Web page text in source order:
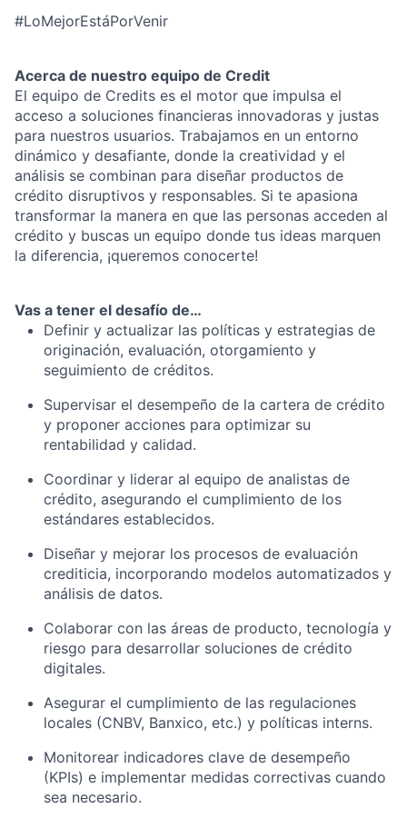
#LoMejorEstáPorVenir
Acerca de nuestro equipo de Credit
El equipo de Credits es el motor que impulsa el
acceso a soluciones financieras innovadoras y justas
para nuestros usuarios. Trabajamos en un entorno
dinámico y desafiante, donde la creatividad y el
análisis se combinan para diseñar productos de
crédito disruptivos y responsables. Si te apasiona
transformar la manera en que las personas acceden al
crédito y buscas un equipo donde tus ideas marquen
la diferencia, ¡queremos conocerte!
Vas a tener el desafío de…
Definir y actualizar las políticas y estrategias de
originación, evaluación, otorgamiento y
seguimiento de créditos.
Supervisar el desempeño de la cartera de crédito
y proponer acciones para optimizar su
rentabilidad y calidad.
Coordinar y liderar al equipo de analistas de
crédito, asegurando el cumplimiento de los
estándares establecidos.
Diseñar y mejorar los procesos de evaluación
crediticia, incorporando modelos automatizados y
análisis de datos.
Colaborar con las áreas de producto, tecnología y
riesgo para desarrollar soluciones de crédito
digitales.
Asegurar el cumplimiento de las regulaciones
locales (CNBV, Banxico, etc.) y políticas interns.
Monitorear indicadores clave de desempeño
(KPIs) e implementar medidas correctivas cuando
sea necesario.